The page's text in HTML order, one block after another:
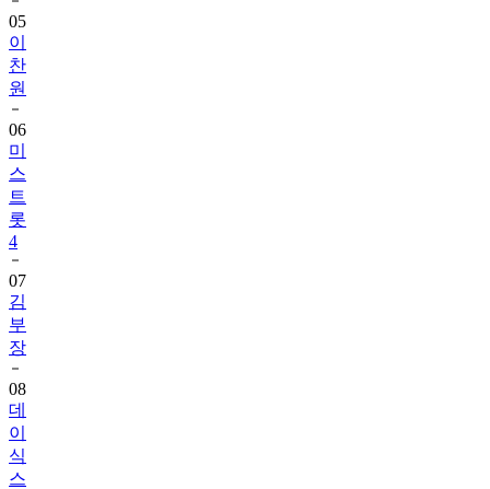
05
이
찬
원
06
미
스
트
롯
4
07
김
부
장
08
데
이
식
스